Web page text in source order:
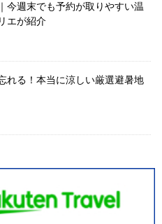
今週末でも予約が取りやすい温
エが紹介
れる！本当に涼しい厳選避暑地